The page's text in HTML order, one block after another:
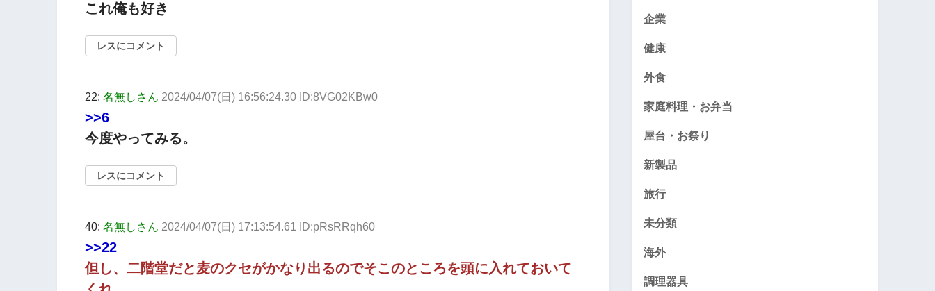
これ俺も好き
レスにコメント
22: 名無しさん 2024/04/07(日) 16:56:24.30 ID:8VG02KBw0
>>6
今度やってみる。
レスにコメント
40: 名無しさん 2024/04/07(日) 17:13:54.61 ID:pRsRRqh60
>>22
但し、二階堂だと麦のクセがかなり出るのでそこのところを頭に入れておいて
企業
健康
外食
家庭料理・お弁当
屋台・お祭り
新製品
旅行
未分類
海外
調理器具